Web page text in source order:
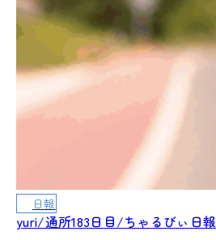
yuri/通所183日目/ちゃるびぃ日報
日報